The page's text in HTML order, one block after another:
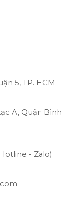
5, TP. HCM
A, Quận Bình
- Zalo)